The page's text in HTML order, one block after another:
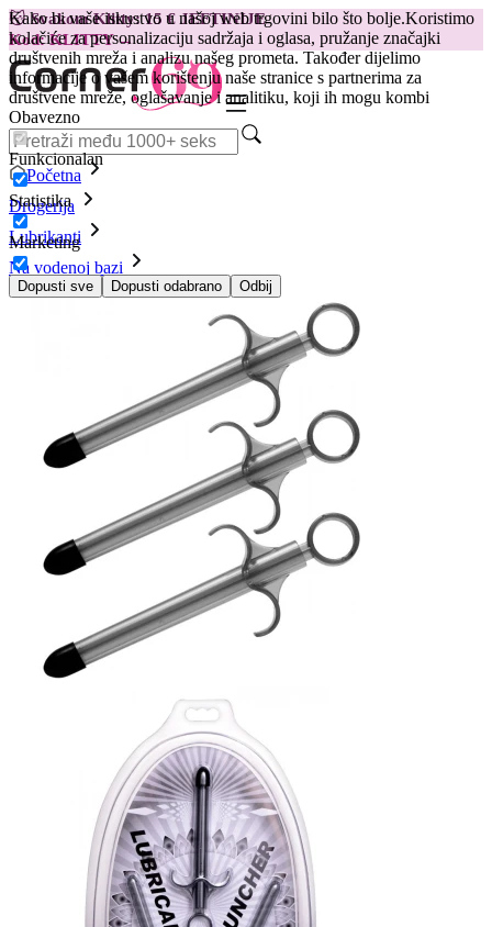
Kako bi vaše iskustvo u našoj web trgovini bilo što bolje.Koristimo
kolačiće za personalizaciju sadržaja i oglasa, pružanje značajki
društvenih mreža i analizu našeg prometa. Također dijelimo
informacije o vašem korištenju naše stranice s partnerima za
društvene mreže, oglašavanje i analitiku, koji ih mogu kombi
Obavezno
Funkcionalan
Statistika
Marketing
Dopusti sve Dopusti odabrano Odbij
😽Svakom Klitty: 15 € JEFTINIJE
Kod: KLITTY →
Početna
Drogerija
Lubrikanti
Na vodenoj bazi
Aplikator za lubrikant Lube Shooter